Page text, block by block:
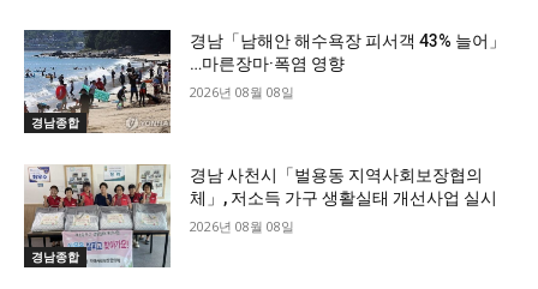
경남종합
경남「남해안 해수욕장 피서객 43% 늘어」
…마른장마·폭염 영향
2026년 08월 08일
경남종합
경남 사천시「벌용동 지역사회보장협의
체」, 저소득 가구 생활실태 개선사업 실시
2026년 08월 08일